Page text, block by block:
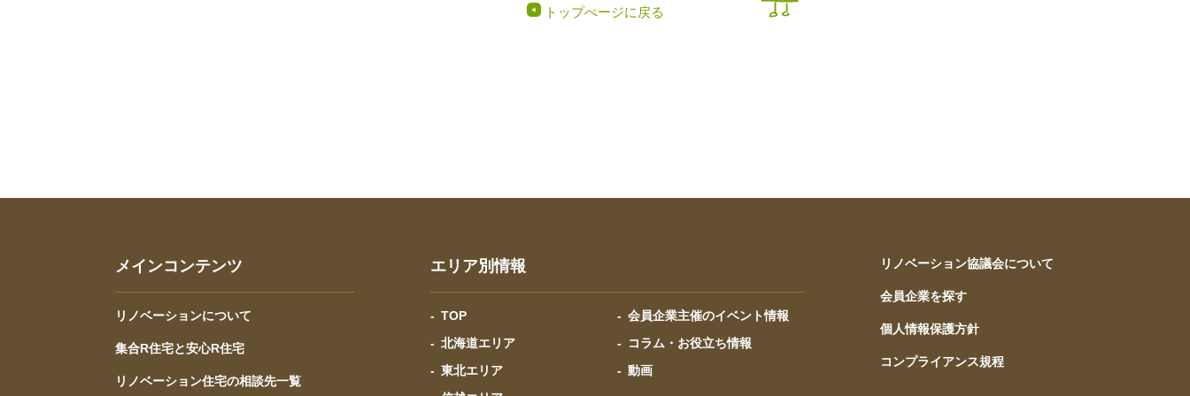
トップぺージに戻る
メインコンテンツ
リノベーションについて
集合R住宅と安心R住宅
リノベーション住宅の相談先一覧
エリア別情報
TOP
北海道エリア
東北エリア
会員企業主催のイベント情報
コラム・お役立ち情報
動画
リノベーション協議会について
会員企業を探す
個人情報保護方針
コンプライアンス規程